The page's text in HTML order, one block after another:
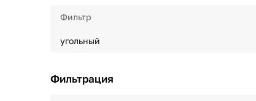
Фильтр
угольный
Фильтрация